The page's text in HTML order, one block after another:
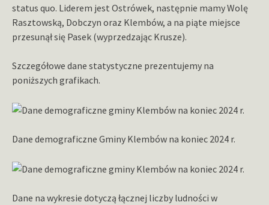
status quo. Liderem jest Ostrówek, następnie mamy Wolę
Rasztowską, Dobczyn oraz Klembów, a na piąte miejsce
przesunął się Pasek (wyprzedzając Krusze).
Szczegółowe dane statystyczne prezentujemy na
poniższych grafikach.
Dane demograficzne Gminy Klembów na koniec 2024 r.
Dane na wykresie dotyczą łącznej liczby ludności w